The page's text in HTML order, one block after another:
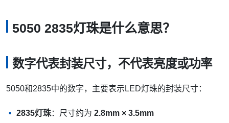
5050 2835灯珠是什么意思？
数字代表封装尺寸，不代表亮度或功率
5050和2835中的数字，主要表示LED灯珠的封装尺寸：
2835灯珠：尺寸约为 2.8mm × 3.5mm